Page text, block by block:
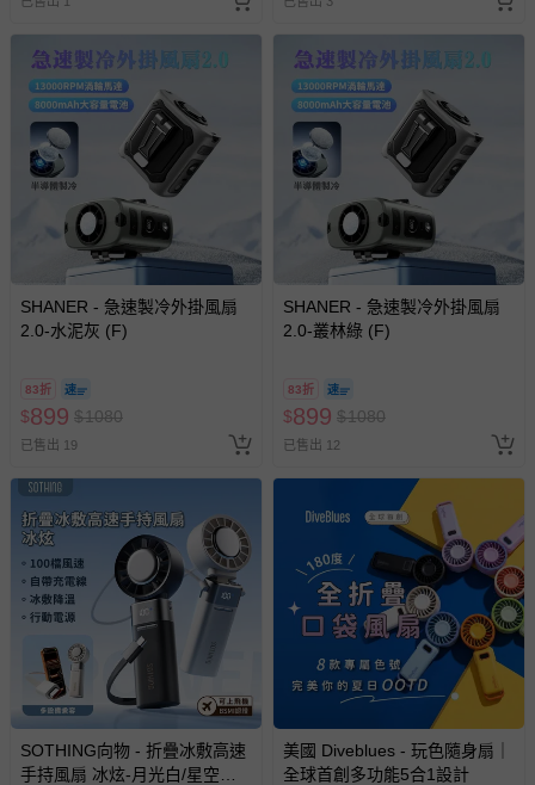
SHANER - 急速製冷外掛風扇
2.0-水泥灰 (F)
83折
$899 $1080
已售出 19
SHANER - 急速製冷外掛風扇
2.0-叢林綠 (F)
83折
$899 $1080
已售出 12
SOTHING向物 - 折疊冰敷高速
手持風扇 冰炫-月光白/星空
美國 Diveblues - 玩色隨身扇｜
全球首創多功能5合1設計